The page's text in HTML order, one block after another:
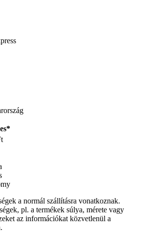
a normál szállításra vonatkoznak.
pl. a termékek súlya, mérete vagy
az információkat közvetlenül a